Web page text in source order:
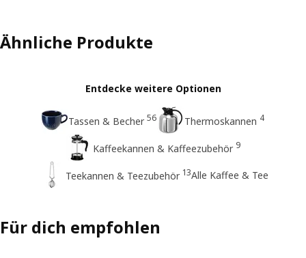
Ähnliche Produkte
Entdecke weitere Optionen
Tassen & Becher 56 Thermoskannen 4
Kaffeekannen & Kaffeezubehör 9
Teekannen & Teezubehör 13Alle Kaffee & Tee
Für dich empfohlen